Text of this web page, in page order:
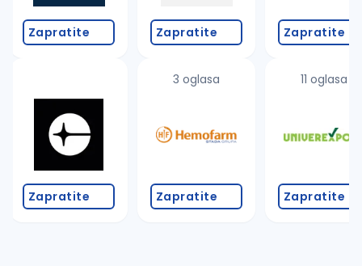
Zapratite
Zapratite
Zapratite
3 oglasa
Zapratite
Zapratite
11 oglasa
Zapratite